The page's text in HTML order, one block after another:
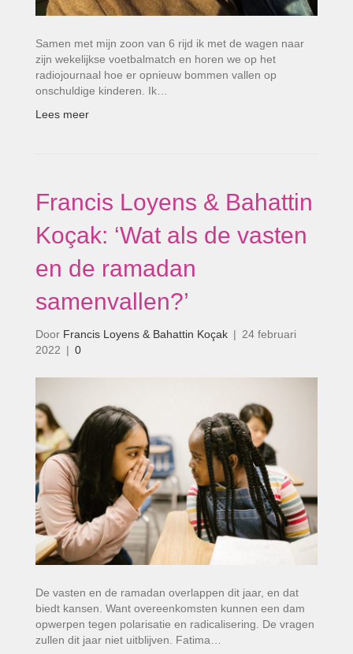
Samen met mijn zoon van 6 rijd ik met de wagen naar
zijn wekelijkse voetbalmatch en horen we op het
radiojournaal hoe er opnieuw bommen vallen op
onschuldige kinderen. Ik…
Lees meer
Francis Loyens & Bahattin
Koçak: ‘Wat als de vasten
en de ramadan
samenvallen?’
Door Francis Loyens & Bahattin Koçak | 24 februari
2022 | 0
De vasten en de ramadan overlappen dit jaar, en dat
biedt kansen. Want overeenkomsten kunnen een dam
opwerpen tegen polarisatie en radicalisering. De vragen
zullen dit jaar niet uitblijven. Fatima…